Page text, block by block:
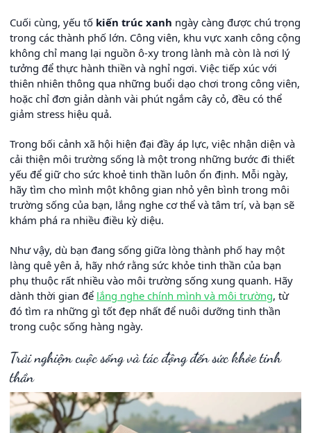
Cuối cùng, yếu tố kiến trúc xanh ngày càng được chú trọng
trong các thành phố lớn. Công viên, khu vực xanh công cộng
không chỉ mang lại nguồn ô-xy trong lành mà còn là nơi lý
tưởng để thực hành thiền và nghỉ ngơi. Việc tiếp xúc với
thiên nhiên thông qua những buổi dạo chơi trong công viên,
hoặc chỉ đơn giản dành vài phút ngắm cây cỏ, đều có thể
giảm stress hiệu quả.
Trong bối cảnh xã hội hiện đại đầy áp lực, việc nhận diện và
cải thiện môi trường sống là một trong những bước đi thiết
yếu để giữ cho sức khoẻ tinh thần luôn ổn định. Mỗi ngày,
hãy tìm cho mình một không gian nhỏ yên bình trong môi
trường sống của bạn, lắng nghe cơ thể và tâm trí, và bạn sẽ
khám phá ra nhiều điều kỳ diệu.
Như vậy, dù bạn đang sống giữa lòng thành phố hay một
làng quê yên ả, hãy nhớ rằng sức khỏe tinh thần của bạn
phụ thuộc rất nhiều vào môi trường sống xung quanh. Hãy
dành thời gian để lắng nghe chính mình và môi trường, từ
đó tìm ra những gì tốt đẹp nhất để nuôi dưỡng tinh thần
trong cuộc sống hàng ngày.
Trải nghiệm cuộc sống và tác động đến sức khỏe tinh
thần